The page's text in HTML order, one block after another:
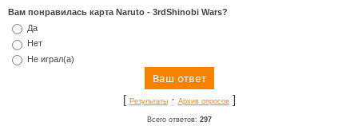
Вам понравилась карта Naruto - 3rdShinobi Wars?
Да
Нет
Не играл(а)
[ Результаты· Архив опросов]
Всего ответов: 297